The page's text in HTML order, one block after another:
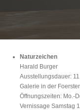
Naturzeichen
Harald Burger
Ausstellungsdauer:
Galerie in der
Öffnungszeiten: Mo.-
Vernissage Samstag